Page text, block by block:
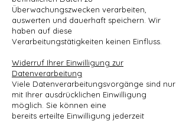
Überwachungszwecken verarbeiten,
auswerten und dauerhaft speichern. Wir
haben auf diese
Verarbeitungstätigkeiten keinen Einfluss.
Widerruf Ihrer Einwilligung zur
Datenverarbeitung
Viele Datenverarbeitungsvorgänge sind nur
mit Ihrer ausdrücklichen Einwilligung
möglich. Sie können eine
bereits erteilte Einwilligung jederzeit